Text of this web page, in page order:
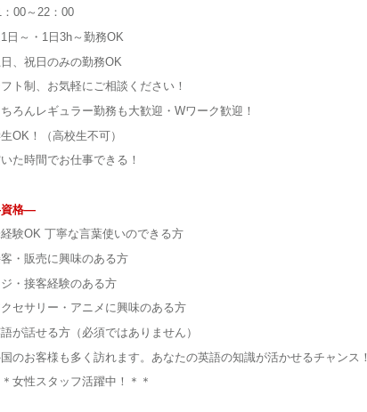
：00～22：00
日～・1日3h～勤務OK
、祝日のみの勤務OK
ト制、お気軽にご相談ください！
ちろんレギュラー勤務も大歓迎・Wワーク歓迎！
OK！（高校生不可）
た時間でお仕事できる！
格—
験OK 丁寧な言葉使いのできる方
・販売に興味のある方
ジ・接客経験のある方
セサリー・アニメに興味のある方
が話せる方（必須ではありません）
のお客様も多く訪れます。あなたの英語の知識が活かせるチャンス！
＊女性スタッフ活躍中！＊＊